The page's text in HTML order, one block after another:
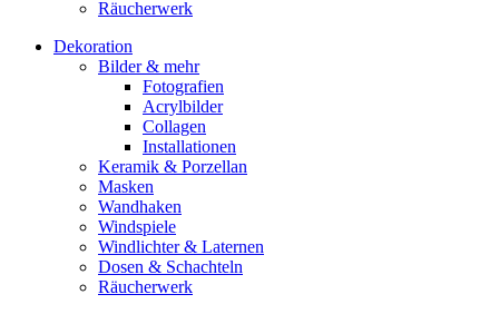
Räucherwerk
Dekoration
Bilder & mehr
Fotografien
Acrylbilder
Collagen
Installationen
Keramik & Porzellan
Masken
Wandhaken
Windspiele
Windlichter & Laternen
Dosen & Schachteln
Räucherwerk